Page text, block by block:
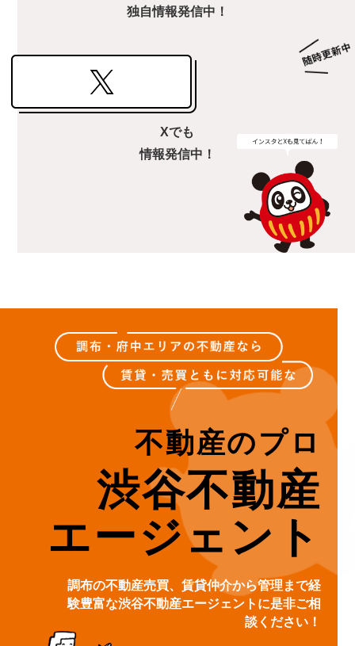
独自情報発信中！
Xでも
情報発信中！
不動産のプロ
渋谷不動産
エージェント
調布の不動産売買、賃貸仲介から管理まで経
験豊富な渋谷不動産エージェントに是非ご相
談ください！